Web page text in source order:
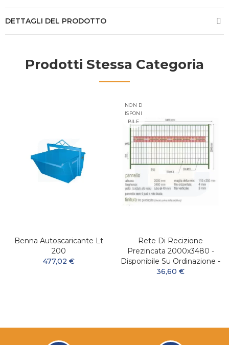
DETTAGLI DEL PRODOTTO
Prodotti Stessa Categoria
Benna Autoscaricante Lt
200
477,02 €
NON D
ISPONI
BILE
Rete Di Recizione
Prezincata 2000x3480 -
Disponibile Su Ordinazione -
36,60 €